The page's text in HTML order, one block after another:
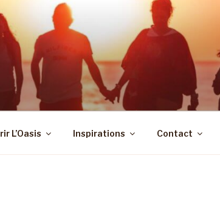
L’Oasis Inspirations Contact